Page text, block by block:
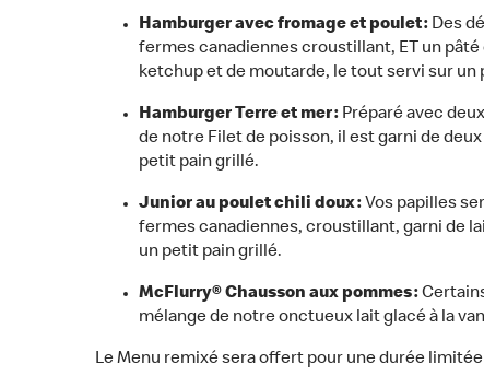
Hamburger avec fromage et poulet : Des
fermes canadiennes croustillant, ET un
ketchup et de moutarde, le tout servi sur un
Hamburger Terre et mer : Préparé avec
de notre Filet de poisson, il est garni de
petit pain grillé.
Junior au poulet chili doux : Vos papilles
fermes canadiennes, croustillant, garni de
un petit pain grillé.
McFlurry® Chausson aux pommes :
mélange de notre onctueux lait glacé à la
Le Menu remixé sera offert pour une durée